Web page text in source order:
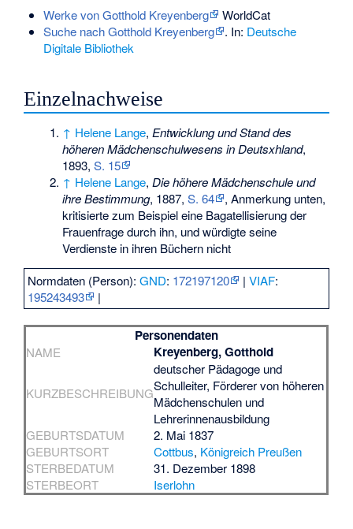
Werke von Gotthold Kreyenberg
WorldCat
Suche nach Gotthold Kreyenberg
. In: Deutsche
Digitale Bibliothek
Einzelnachweise
↑ Helene Lange, Entwicklung und Stand des
höheren Mädchenschulwesens in Deutsxhland,
1893,S. 15
↑ Helene Lange,Die höhere Mädchenschule und
ihre Bestimmung, 1887,S. 64
, Anmerkung unten,
kritisierte zum Beispiel eine Bagatellisierung der
Frauenfrage durch ihn, und würdigte seine
Verdienste in ihren Büchern nicht
Normdaten (Person):GND: 172197120 |VIAF:
195243493
|
Personendaten
NAME Kreyenberg, Gotthold
KURZBESCHREIBUNG
deutscher Pädagoge und
Schulleiter, Förderer von höheren
Mädchenschulen und
Lehrerinnenausbildung
GEBURTSDATUM
2. Mai 1837
GEBURTSORT
Cottbus, Königreich Preußen
STERBEDATUM
31. Dezember 1898
STERBEORT
Iserlohn